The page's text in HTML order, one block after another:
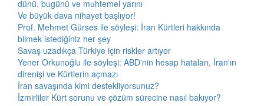
dünü, bugünü ve muhtemel yarını
Ve büyük dava nihayet başlıyor!
Prof. Mehmet Gürses ile söyleşi: İran Kürtleri hakkında
bilmek istediğiniz her şey
Savaş uzadıkça Türkiye için riskler artıyor
Yener Orkunoğlu ile söyleşi: ABD'nin hesap hataları, İran'ın
direnişi ve Kürtlerin açmazı
İran savaşında kimi destekliyorsunuz?
İzmirliler Kürt sorunu ve çözüm sürecine nasıl bakıyor?